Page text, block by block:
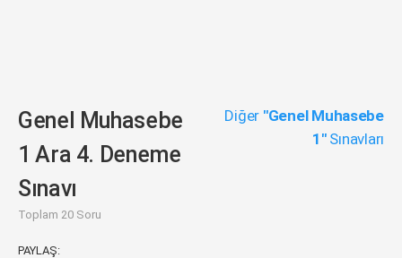
Genel Muhasebe
1 Ara 4. Deneme
Sınavı
Toplam 20 Soru
Diğer "Genel Muhasebe
1"Sınavları
PAYLAŞ: